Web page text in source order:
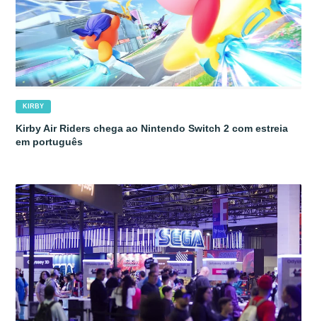
KIRBY
Kirby Air Riders chega ao Nintendo Switch 2 com estreia
em português